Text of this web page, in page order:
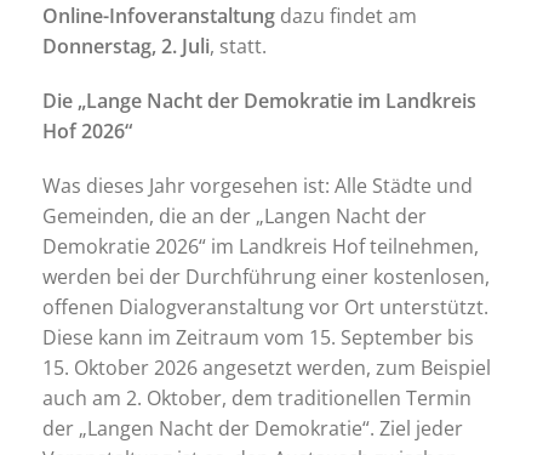
Online-Infoveranstaltung dazu findet am
Donnerstag, 2. Juli, statt.
Die „Lange Nacht der Demokratie im Landkreis
Hof 2026“
Was dieses Jahr vorgesehen ist: Alle Städte und
Gemeinden, die an der „Langen Nacht der
Demokratie 2026“ im Landkreis Hof teilnehmen,
werden bei der Durchführung einer kostenlosen,
offenen Dialogveranstaltung vor Ort unterstützt.
Diese kann im Zeitraum vom 15. September bis
15. Oktober 2026 angesetzt werden, zum Beispiel
auch am 2. Oktober, dem traditionellen Termin
der „Langen Nacht der Demokratie“. Ziel jeder